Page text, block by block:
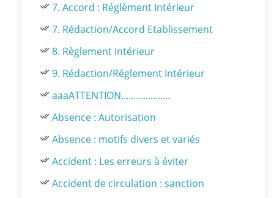
7. Accord : Réglèment Intérieur
7. Rédaction/Accord Etablissement
8. Règlement Intérieur
9. Rédaction/Réglement Intérieur
aaaATTENTION....................
Absence : Autorisation
Absence : motifs divers et variés
Accident : Les erreurs à éviter
Accident de circulation : sanction